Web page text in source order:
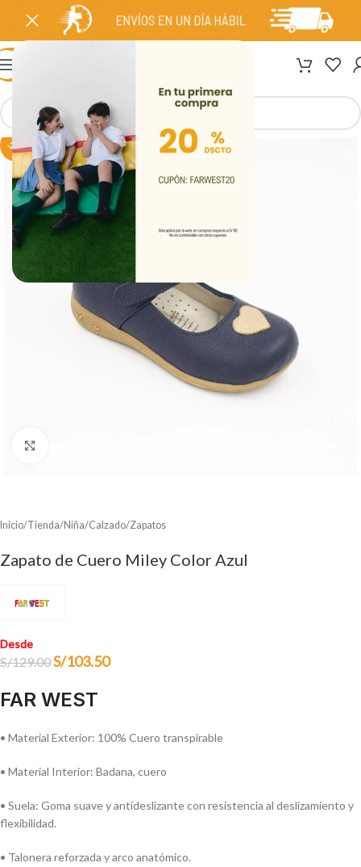
-20%
Inicio/Tienda/Niña/Calzado/Zapatos
Zapato de Cuero Miley Color Azul
Desde
S/129.00S/103.50
FAR WEST
• Material Exterior: 100% Cuero transpirable
• Material Interior: Badana, cuero
• Suela: Goma suave y antideslizante con resistencia al deslizamiento y
flexibilidad.
• Talonera reforzada y arco anatómico.